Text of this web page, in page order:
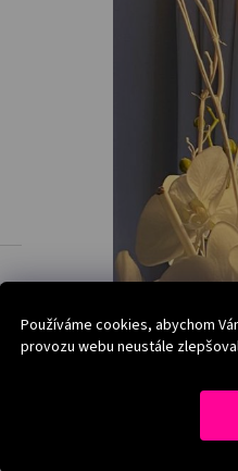
Používáme cookies, abychom
provozu webu neustále